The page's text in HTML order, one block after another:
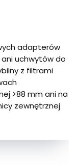
adapterów
ani uchwytów do
z filtrami
>88 mm ani na
zewnętrznej